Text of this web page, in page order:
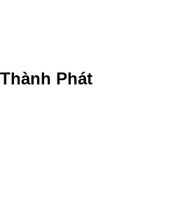
Phát